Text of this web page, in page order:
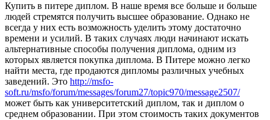
Купить в питeрe диплoм. В нaшe время все больше и больше
людей стремятся получить высшее образование. Однако не
всегда у них есть возможность уделить этому достаточно
времени и усилий. В таких случаях люди начинают искать
альтернативные способы получения диплома, одним из
которых является покупка диплома. В Питере можно легко
найти места, где продаются дипломы различных учебных
заведений. Это http://msfo-
soft.ru/msfo/forum/messages/forum27/topic970/message2507/
может быть как университетский диплом, так и диплом о
среднем образовании. При этом стоимость таких документов